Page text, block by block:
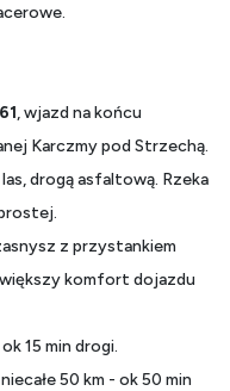
, wjazd na końcu
Karczmy pod Strzechą.
drogą asfaltową. Rzeka
z przystankiem
komfort dojazdu
15 min drogi.
50 km - ok 50 min